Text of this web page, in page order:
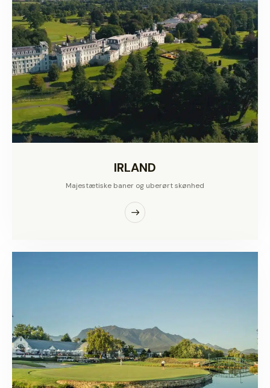
IRLAND
Majestætiske baner og uberørt skønhed